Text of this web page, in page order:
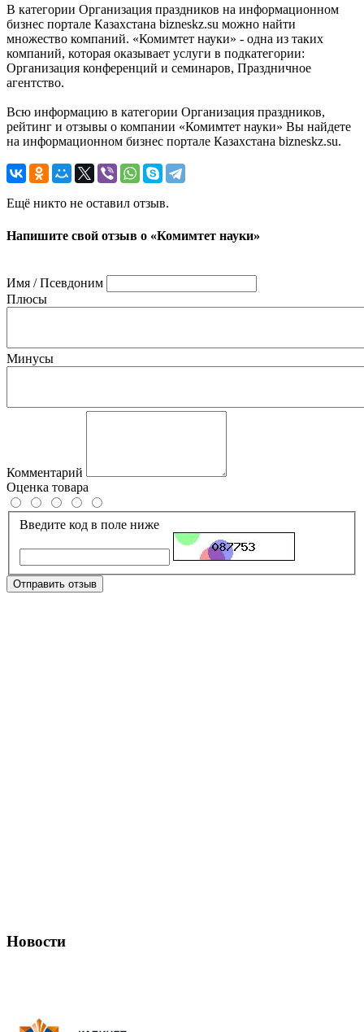
В категории Организация праздников на информационном
бизнес портале Казахстана bizneskz.su можно найти
множество компаний. «Комимтет науки» - одна из таких
компаний, которая оказывает услуги в подкатегории:
Организация конференций и семинаров, Праздничное
агентство.
Всю информацию в категории Организация праздников,
рейтинг и отзывы о компании «Комимтет науки» Вы найдете
на информационном бизнес портале Казахстана bizneskz.su.
Ещё никто не оставил отзыв.
Напишите свой отзыв о «Комимтет науки»
Имя / Псевдоним
Плюсы
Минусы
Комментарий
Оценка товара
Введите код в поле ниже
Отправить отзыв
Новости